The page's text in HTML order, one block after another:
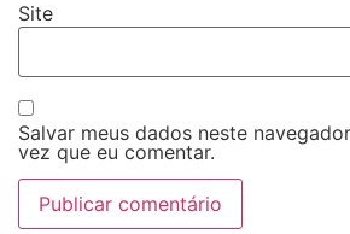
Site
Salvar meus dados neste
vez que eu comentar.